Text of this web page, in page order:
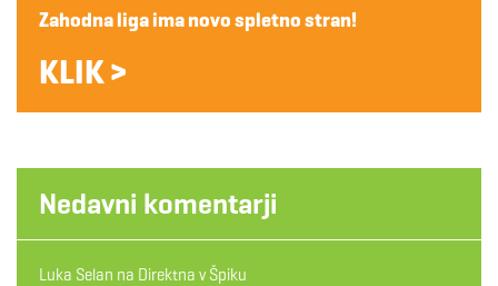
Zahodna liga ima novo spletno stran!
KLIK >
Nedavni komentarji
Luka Selan na Direktna v Špiku